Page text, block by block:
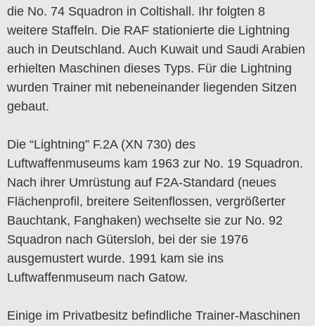
die No. 74 Squadron in Coltishall. Ihr folgten 8
weitere Staffeln. Die RAF stationierte die Lightning
auch in Deutschland. Auch Kuwait und Saudi Arabien
erhielten Maschinen dieses Typs. Für die Lightning
wurden Trainer mit nebeneinander liegenden Sitzen
gebaut.
Die “Lightning” F.2A (XN 730) des
Luftwaffenmuseums kam 1963 zur No. 19 Squadron.
Nach ihrer Umrüstung auf F2A-Standard (neues
Flächenprofil, breitere Seitenflossen, vergrößerter
Bauchtank, Fanghaken) wechselte sie zur No. 92
Squadron nach Gütersloh, bei der sie 1976
ausgemustert wurde. 1991 kam sie ins
Luftwaffenmuseum nach Gatow.
Einige im Privatbesitz befindliche Trainer-Maschinen